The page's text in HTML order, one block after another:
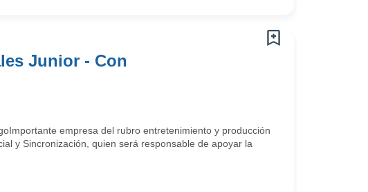
Junior - Con
empresa del rubro entretenimiento y producción
y Sincronización, quien será responsable de apoyar la